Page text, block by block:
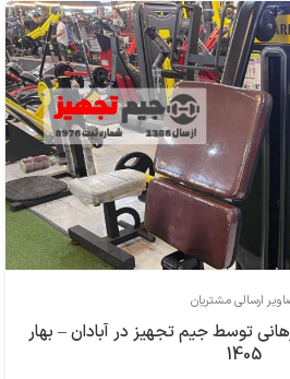
ارسالی مشتریان
توسط جیم تجهیز در آبادان – بهار
1405